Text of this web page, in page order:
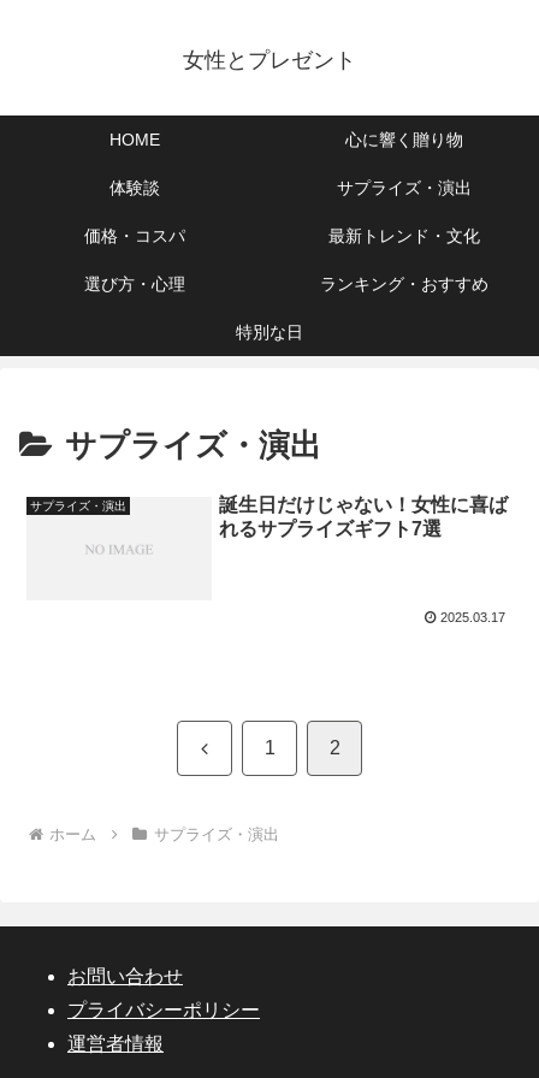
女性とプレゼント
HOME 心に響く贈り物
体験談 サプライズ・演出
価格・コスパ 最新トレンド・文化
選び方・心理 ランキング・おすすめ
特別な日
サプライズ・演出
サプライズ・演出
誕生日だけじゃない！女性に喜ば
れるサプライズギフト7選
2025.03.17
前 1 2
ホーム サプライズ・演出
お問い合わせ
プライバシーポリシー
運営者情報